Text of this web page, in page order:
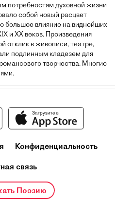
потребностям духовной жизни
собой новый расцвет
большое влияние на виднейших
и XX веков. Произведения
отклик в живописи, театре,
подлинным кладезем для
творчества. Многие
Конфиденциальность
связь
Поэзию